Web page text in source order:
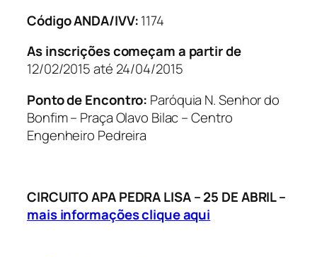
Código ANDA/IVV:1174
As inscrições começam a partir de
12/02/2015 até 24/04/2015
Ponto de Encontro: Paróquia N. Senhor do
Bonfim – Praça Olavo Bilac – Centro
Engenheiro Pedreira
CIRCUITO APA PEDRA LISA – 25 DE ABRIL –
mais informações clique aqui